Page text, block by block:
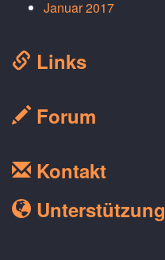
Januar 2017
Links
Forum
Kontakt
Unterstützung